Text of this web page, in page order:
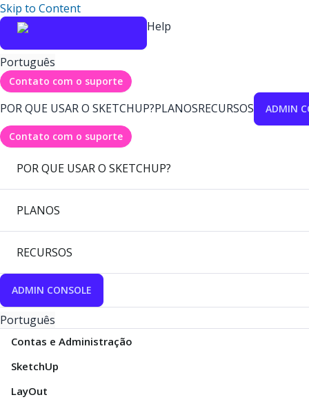
Skip to Content
Help
Português
Contato com o suporte
POR QUE USAR O SKETCHUP?PLANOSRECURSOS ADMIN
Contato com o suporte
POR QUE USAR O SKETCHUP?
PLANOS
RECURSOS
ADMIN CONSOLE
Português
Contas e Administração
SketchUp
LayOut